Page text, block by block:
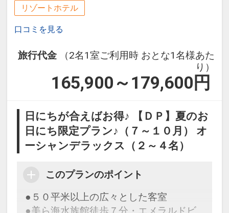
設定期間：2026年6月1日～2026年10月
インターネットコース番号：DP-1-
17506681
●屋外プール・フィットネスジム・Ｗｉ
－Ｆｉが代金不要でご利用ＯＫ（屋外プ
ール：営業期間４月～１０月予定）
てご利用いただけます（レストラン・メ
ニュー限定）
ニュー限定となる場合がございます。詳
しくはホテルにてご確認ください。
●お子様用ルームウェア・スリッパをご
リゾートホテル
口コミを見る
旅行代金
（2名1室ご利用時 おとな1名様あた
り）
165,900～179,600 円
日にちが合えばお得♪ 【ＤＰ】夏のお
日にち限定プラン♪（７～１０月） オ
ーシャンデラックス（２～４名）
このプランのポイント
●５０平米以上の広々とした客室